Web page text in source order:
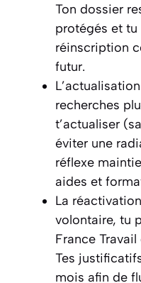
Ton dossier
protégés et tu
réinscription
futur.
recherches
t’actualiser
éviter une
réflexe
aides et
La
volontaire, tu
France
Tes
mois afin de